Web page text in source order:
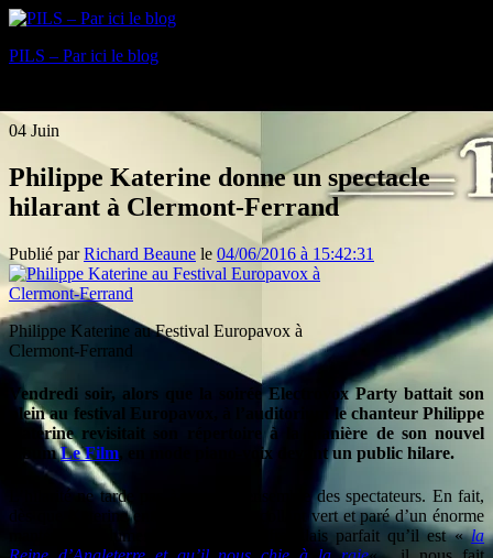
PILS – Par ici le blog
04 Juin
Philippe Katerine donne un spectacle
hilarant à Clermont-Ferrand
Publié parRichard Beaune le 04/06/2016 à 15:42:31
Philippe Katerine au Festival Europavox à
Clermont-Ferrand
Vendredi soir, alors que la soirée Electrovox Party battait son
plein au festival Europavox, à l’auditorium le chanteur Philippe
Katerine revisitait son répertoire à la manière de son nouvel
albumLe Film, en mode piano-voix devant un public hilare.
L’hilarité ne tarde pas à gagner l’ensemble des spectateurs. En fait,
dès que Katerine entre en scène en collant vert et paré d’un énorme
manteau de plumes, chantant d’un franglais parfait qu’il est «la